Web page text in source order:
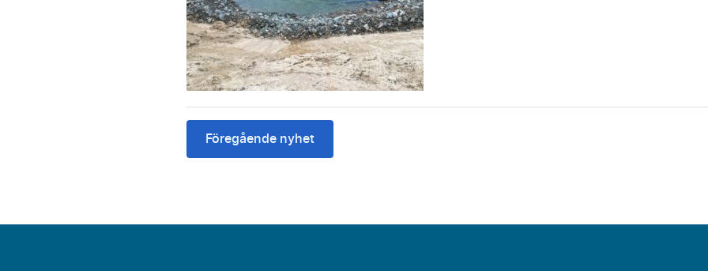
Föregående nyhet